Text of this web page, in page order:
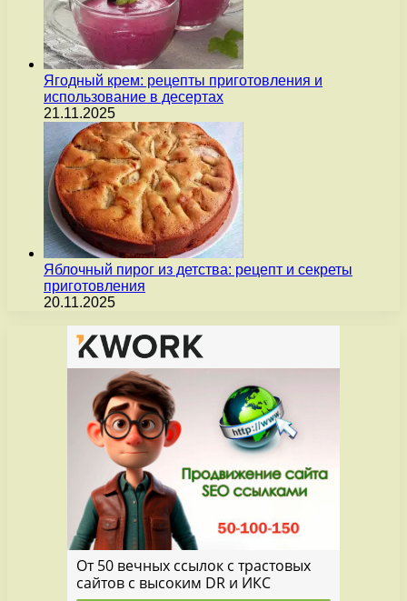
Ягодный крем: рецепты приготовления и
использование в десертах
21.11.2025
Яблочный пирог из детства: рецепт и секреты
приготовления
20.11.2025